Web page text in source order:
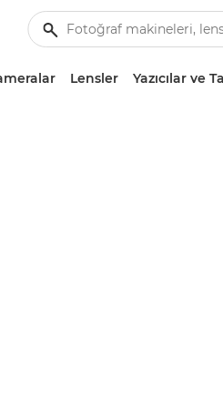
Lensler Yazıcılar ve